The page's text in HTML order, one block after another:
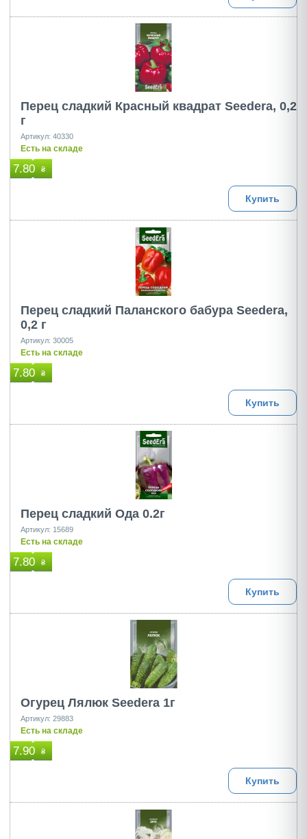
Перец сладкий Красный квадрат Seedera, 0,2
г
Артикул: 40330
Есть на складе
7.80 ₴
Купить
Перец сладкий Паланского бабура Seedera,
0,2 г
Артикул: 30005
Есть на складе
7.80 ₴
Купить
Перец сладкий Ода 0.2г
Артикул: 15689
Есть на складе
7.80 ₴
Купить
Огурец Лялюк Seedеra 1г
Артикул: 29883
Есть на складе
7.90 ₴
Купить